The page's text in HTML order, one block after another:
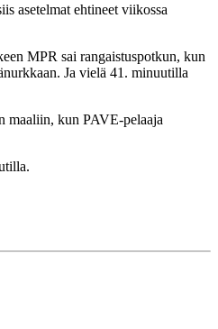
asetelmat ehtineet viikossa
MPR sai rangaistuspotkun, kun
Ja vielä 41. minuutilla
maaliin, kun PAVE-pelaaja